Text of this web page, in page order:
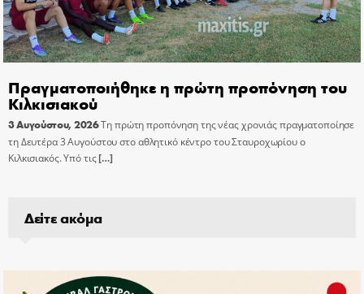
Πραγματοποιήθηκε η πρώτη προπόνηση του
Κιλκισιακού
3 Αυγούστου, 2026Τη πρώτη προπόνηση της νέας χρονιάς πραγματοποίησε
τη Δευτέρα 3 Αυγούστου στο αθλητικό κέντρο του Σταυροχωρίου ο
Κιλκισιακός. Υπό τις[…]
Δείτε ακόμα